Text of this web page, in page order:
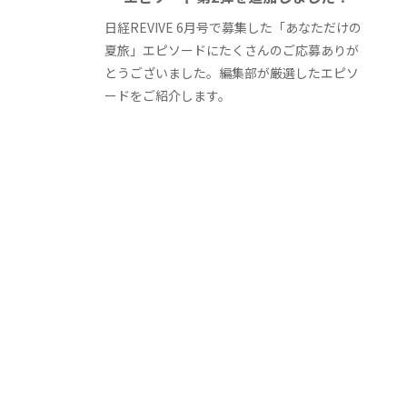
日経REVIVE 6月号で募集した「あなただけの
夏旅」エピソードにたくさんのご応募ありが
とうございました。編集部が厳選したエピソ
ードをご紹介します。